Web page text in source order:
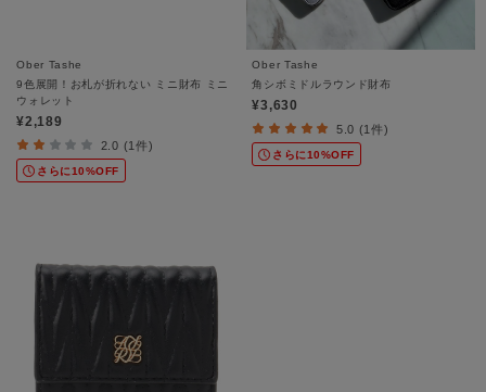
Ober Tashe
9色展開！お札が折れない ミニ財布 ミニ
ウォレット
¥2,189
2.0 (1件)
さらに10%OFF
Ober Tashe
角シボミドルラウンド財布
¥3,630
5.0 (1件)
さらに10%OFF